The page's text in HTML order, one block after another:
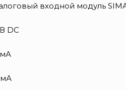
входной модуль
DC